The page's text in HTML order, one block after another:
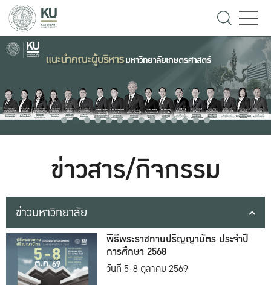
ข่าวสาร/กิจกรรม
ข่าวมหาวิทยาลัย
พิธีพระราชทานปริญญาบัตร ประจำปี
การศึกษา 2568
วันที่ 5-8 ตุลาคม 2569